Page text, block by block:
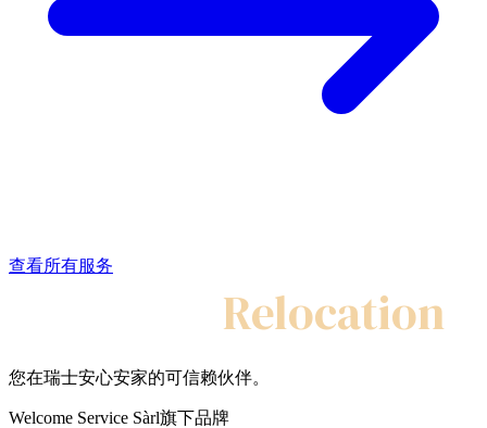
查看所有服务
Relocation
您在瑞士安心安家的可信赖伙伴。
Welcome Service Sàrl旗下品牌